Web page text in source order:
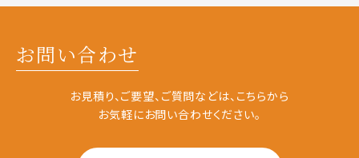
お問い合わせ
お見積り、ご要望、ご質問などは、こちらから
お気軽にお問い合わせください。